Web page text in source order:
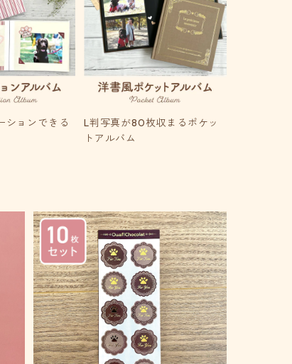
ションできる
L判写真が80枚収まるポケッ
トアルバム